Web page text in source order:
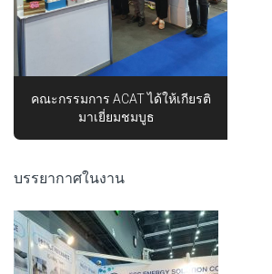
คณะกรรมการ ACAT ได้ให้เกียรติ
มาเยี่ยมชมบูธ
บรรยากาศในงาน